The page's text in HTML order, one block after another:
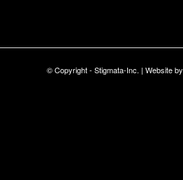
© Copyright - Stigmata-Inc. | Website by